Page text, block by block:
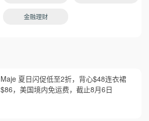
金融理财
Maje 夏日闪促低至2折，背心$48连衣裙
$86，美国境内免运费，截止8月6日